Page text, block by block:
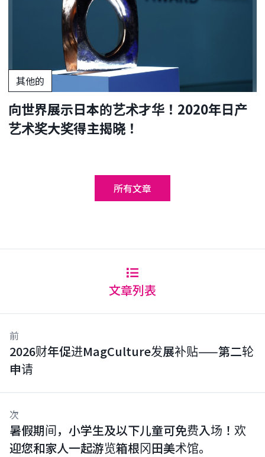
其他的
向世界展示日本的艺术才华！2020年日产
艺术奖大奖得主揭晓！
所有文章
文章列表
前
2026财年促进MagCulture发展补贴——第二轮
申请
次
暑假期间，小学生及以下儿童可免费入场！欢
迎您和家人一起游览箱根冈田美术馆。